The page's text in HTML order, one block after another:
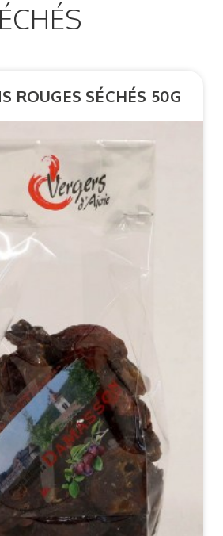
ROUGES SÉCHÉS 50G